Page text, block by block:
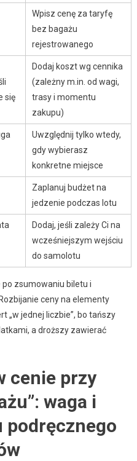
Wpisz cenę za taryfę
bez bagażu
rejestrowanego
się
Dodaj koszt wg cennika
(zależny m.in. od wagi,
trasy i momentu
zakupu)
Uwzględnij tylko wtedy,
gdy wybierasz
konkretne miejsce
Zaplanuj budżet na
jedzenie podczas lotu
Dodaj, jeśli zależy Ci na
wcześniejszym wejściu
do samolotu
zsumowaniu biletu i
ceny na elementy
„w jednej liczbie”, bo tańszy
a droższy zawierać
cenie przy
waga i
podręcznego